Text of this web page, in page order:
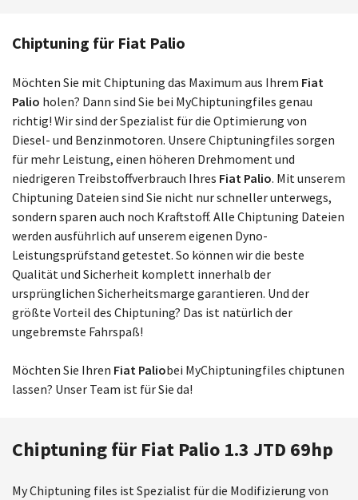
Chiptuning für Fiat Palio
Möchten Sie mit Chiptuning das Maximum aus Ihrem Fiat
Palio holen? Dann sind Sie bei MyChiptuningfiles genau
richtig! Wir sind der Spezialist für die Optimierung von
Diesel- und Benzinmotoren. Unsere Chiptuningfiles sorgen
für mehr Leistung, einen höheren Drehmoment und
niedrigeren Treibstoffverbrauch Ihres Fiat Palio. Mit unserem
Chiptuning Dateien sind Sie nicht nur schneller unterwegs,
sondern sparen auch noch Kraftstoff. Alle Chiptuning Dateien
werden ausführlich auf unserem eigenen Dyno-
Leistungsprüfstand getestet. So können wir die beste
Qualität und Sicherheit komplett innerhalb der
ursprünglichen Sicherheitsmarge garantieren. Und der
größte Vorteil des Chiptuning? Das ist natürlich der
ungebremste Fahrspaß!
Möchten Sie Ihren Fiat Paliobei MyChiptuningfiles chiptunen
lassen? Unser Team ist für Sie da!
Chiptuning für Fiat Palio 1.3 JTD 69hp
My Chiptuning files ist Spezialist für die Modifizierung von